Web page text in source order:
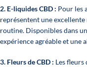
2. E-liquides CBD : Pour les
représentent une
routine. Disponibles dans
expérience agréable et une
3. Fleurs de CBD : Les